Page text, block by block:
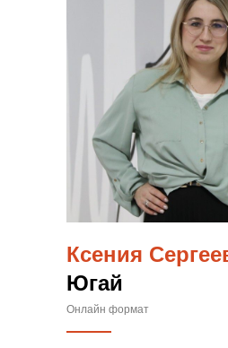
Ксения
Югай
Онлайн формат